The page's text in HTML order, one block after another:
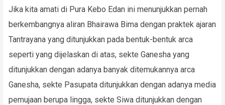
Jika kita amati di Pura Kebo Edan ini menunjukkan pernah
berkembangnya aliran Bhairawa Bima dengan praktek ajaran
Tantrayana yang ditunjukkan pada bentuk-bentuk arca
seperti yang dijelaskan di atas, sekte Ganesha yang
ditunjukkan dengan adanya banyak ditemukannya arca
Ganesha, sekte Pasupata ditunjukkan dengan adanya media
pemujaan berupa lingga, sekte Siwa ditunjukkan dengan